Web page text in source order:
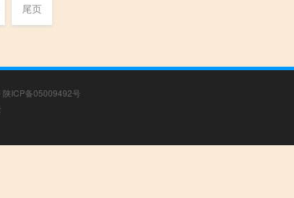
尾页
陕ICP备05009492号